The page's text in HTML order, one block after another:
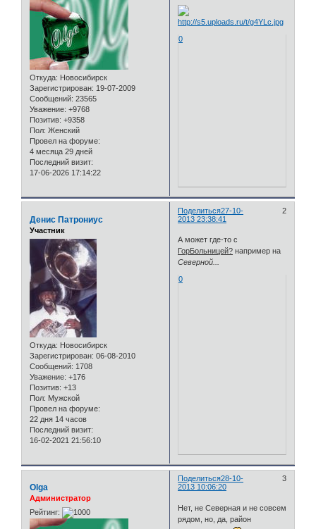
Откуда: Новосибирск
Зарегистрирован: 19-07-2009
Сообщений: 23565
Уважение: +9768
Позитив: +9358
Пол: Женский
Провел на форуме:
4 месяца 29 дней
Последний визит:
17-06-2026 17:14:22
0
Поделиться 2
27-10-
2013 23:38:41
Денис Патрониус
Участник
Откуда: Новосибирск
Зарегистрирован: 06-08-2010
Сообщений: 1708
Уважение: +176
Позитив: +13
Пол: Мужской
Провел на форуме:
22 дня 14 часов
Последний визит:
16-02-2021 21:56:10
А может где-то с
ГорБольницей? например на
Северной...
0
Поделиться 3
28-10-
2013 10:06:20
Olga
Администратор
Рейтинг:
Нет, не Северная и не совсем
рядом, но, да, район